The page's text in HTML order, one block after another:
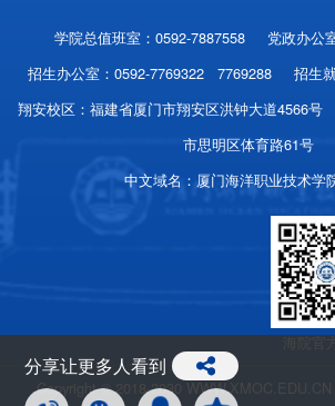
分享让更多人看到
学院总值班室：0592-7887558 党政办公
招生办公室：0592-7769322 7769288 招生就
翔安校区：福建省厦门市翔安区洪钟大道4566
市思明区体育路61号
中文域名：厦门海洋职业技术学
海院官
Copyright © 2018-2030